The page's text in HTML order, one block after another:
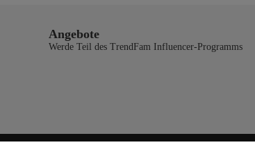
Angebote
Werde Teil des TrendFam Influencer-Programms